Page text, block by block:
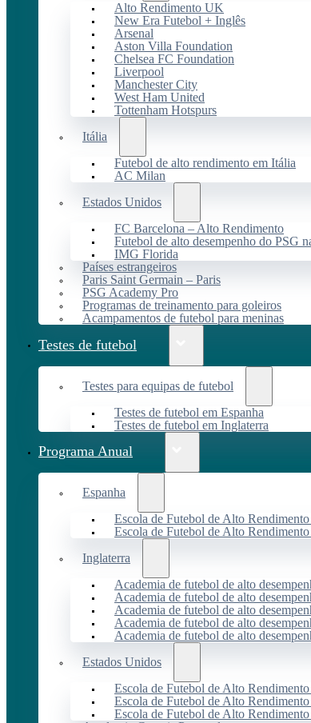
Alto Rendimento UK
New Era Futebol + Inglês
Arsenal
Aston Villa Foundation
Chelsea FC Foundation
Liverpool
Manchester City
West Ham United
Tottenham Hotspurs
Itália
Futebol de alto rendimento em Itália
AC Milan
Estados Unidos
FC Barcelona – Alto Rendimento
Futebol de alto desempenho do PSG
IMG Florida
Países estrangeiros
Paris Saint Germain – Paris
PSG Academy Pro
Programas de treinamento para goleiros
Acampamentos de futebol para meninas
Testes de futebol
Testes para equipas de futebol
Testes de futebol em Espanha
Testes de futebol em Inglaterra
Programa Anual
Espanha
Escola de Futebol de Alto
Escola de Futebol de Alto
Inglaterra
Academia de futebol de alto
Academia de futebol de alto
Academia de futebol de alto
Academia de futebol de alto
Academia de futebol de alto
Estados Unidos
Escola de Futebol de Alto
Escola de Futebol de Alto
Escola de Futebol de Alto